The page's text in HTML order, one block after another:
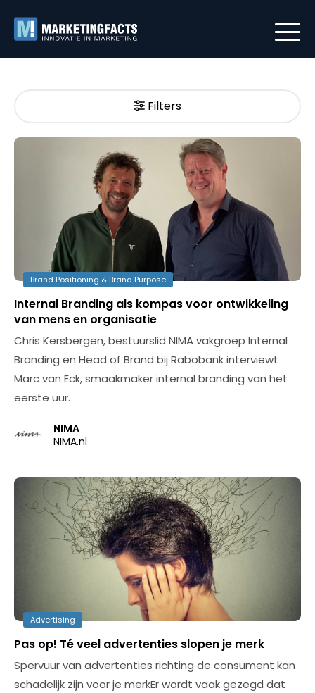
Filters
Brand Positioning & Brand Purpose
Internal Branding als kompas voor ontwikkeling
van mens en organisatie
Chris Kersbergen, bestuurslid NIMA vakgroep Internal
Branding en Head of Brand bij Rabobank interviewt
Marc van Eck, smaakmaker internal branding van het
eerste uur.
NIMA
NIMA.nl
Advertising
Pas op! Té veel advertenties slopen je merk
Spervuur van advertenties richting de consument kan
schadelijk zijn voor je merkEr wordt vaak gezegd dat